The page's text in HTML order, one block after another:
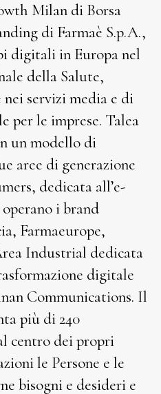
Milan di Borsa
di Farmaè S.p.A.,
digitali in Europa nel
della Salute,
nei servizi media e di
per le imprese. Talea
un modello di
aree di generazione
dedicata all’e-
i brand
Farmaeurope,
Industrial dedicata
digitale
Communications. Il
più di 240
centro dei propri
le Persone e le
bisogni e desideri e